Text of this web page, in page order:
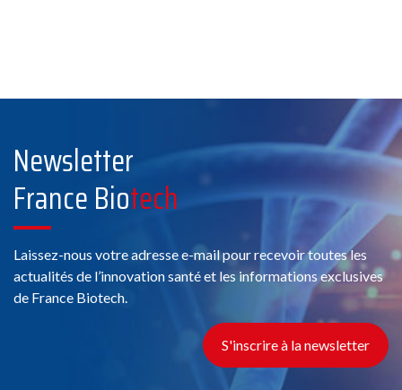
Newsletter
France Biotech
Laissez-nous votre adresse e-mail pour recevoir toutes les
actualités de l’innovation santé et les informations exclusives
de France Biotech.
S'inscrire à la newsletter